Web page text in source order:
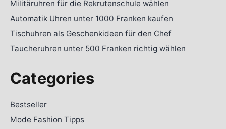
Militäruhren für die Rekrutenschule wählen
Automatik Uhren unter 1000 Franken kaufen
Tischuhren als Geschenkideen für den Chef
Taucheruhren unter 500 Franken richtig wählen
Categories
Bestseller
Mode Fashion Tipps